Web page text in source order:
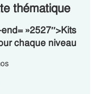
thématique
»2527″>Kits
chaque niveau